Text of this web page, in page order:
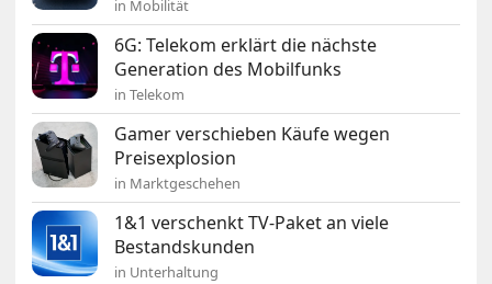
in Mobilität
6G: Telekom erklärt die nächste
Generation des Mobilfunks
in Telekom
Gamer verschieben Käufe wegen
Preisexplosion
in Marktgeschehen
1&1 verschenkt TV-Paket an viele
Bestandskunden
in Unterhaltung